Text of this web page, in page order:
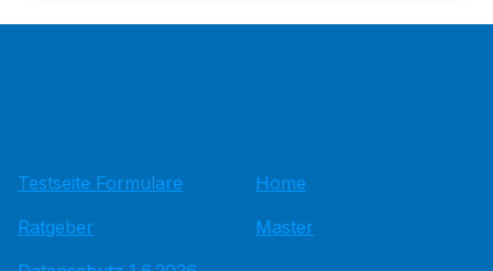
Testseite Formulare
Ratgeber
Home
Master